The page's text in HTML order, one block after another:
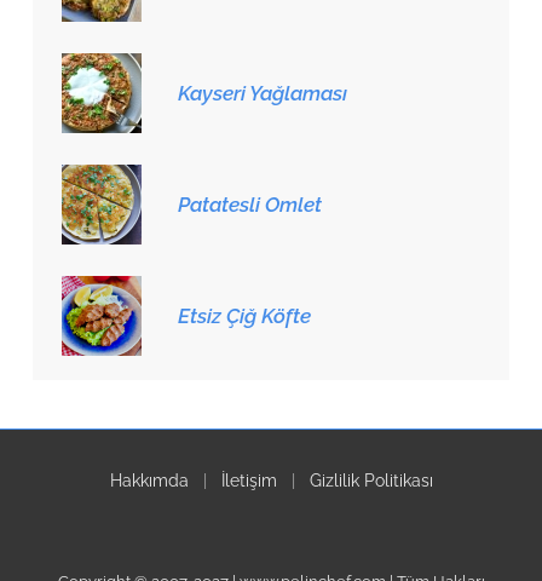
Kayseri Yağlaması
Patatesli Omlet
Etsiz Çiğ Köfte
Hakkımda İletişim Gizlilik Politikası